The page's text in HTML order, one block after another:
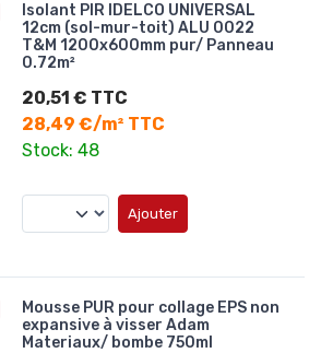
Isolant PIR IDELCO UNIVERSAL
12cm (sol-mur-toit) ALU 0022
T&M 1200x600mm pur/ Panneau
0.72m²
20,51 € TTC
28,49 €/m² TTC
Stock: 48
Ajouter
Mousse PUR pour collage EPS non
expansive à visser Adam
Materiaux/ bombe 750ml